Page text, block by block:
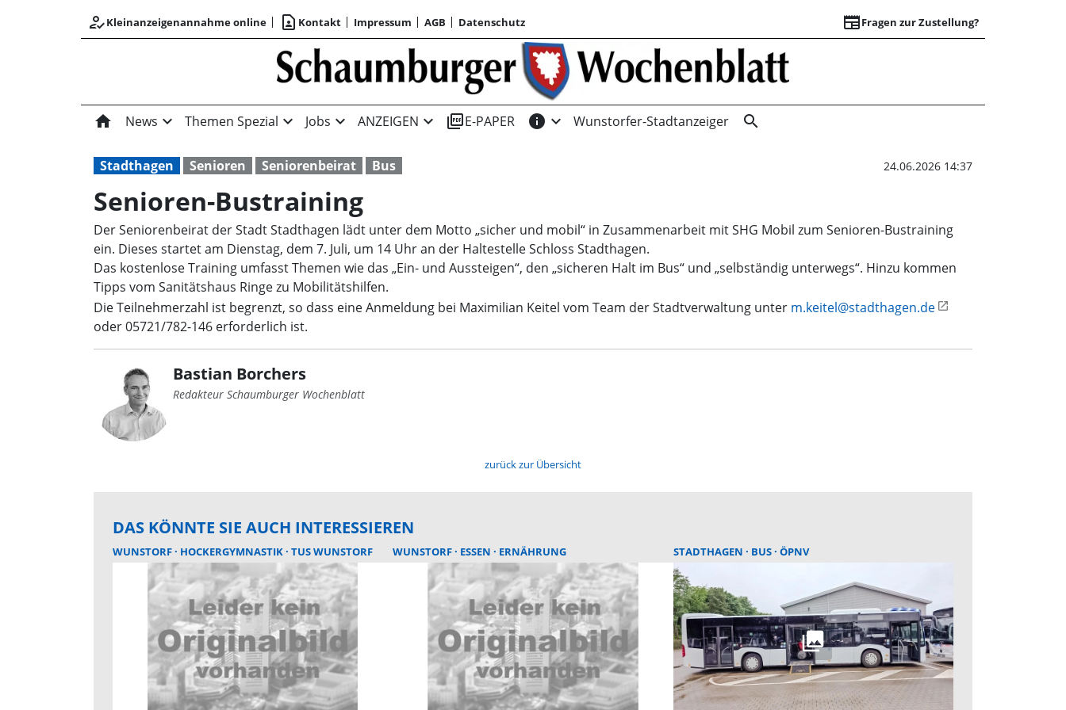
how_to_regKleinanzeigenannahme online contact_page Kontakt Impressum AGB Datenschutz newspaperFragen zur Zustellung?
Senioren-
home News expand_more Themen Spezial expand_more Jobs expand_more ANZEIGEN expand_more picture_as_pdfE-PAPER info expand_more Wunstorfer-Stadtanzeiger search
Stadthagen Senioren Seniorenbeirat Bus 24.06.2026 14:37
Senioren-Bustraining
Der Seniorenbeirat der Stadt Stadthagen lädt unter dem Motto „sicher und mobil“ in Zusammenarbeit mit SHG Mobil zum Senioren-Bustraining
ein. Dieses startet am Dienstag, dem 7. Juli, um 14 Uhr an der Haltestelle Schloss Stadthagen.
Das kostenlose Training umfasst Themen wie das „Ein- und Aussteigen“, den „sicheren Halt im Bus“ und „selbständig unterwegs“. Hinzu kommen
Tipps vom Sanitätshaus Ringe zu Mobilitätshilfen.
Die Teilnehmerzahl ist begrenzt, so dass eine Anmeldung bei Maximilian Keitel vom Team der Stadtverwaltung unter m.keitel@stadthagen.de
oder 05721/782-146 erforderlich ist.
Bastian Borchers
Redakteur Schaumburger Wochenblatt
zurück zur Übersicht
DAS KÖNNTE SIE AUCH INTERESSIEREN
WUNSTORF HOCKERGYMNASTIK TUS WUNSTORF WUNSTORF ESSEN ERNÄHRUNG STADTHAGEN BUS ÖPNV